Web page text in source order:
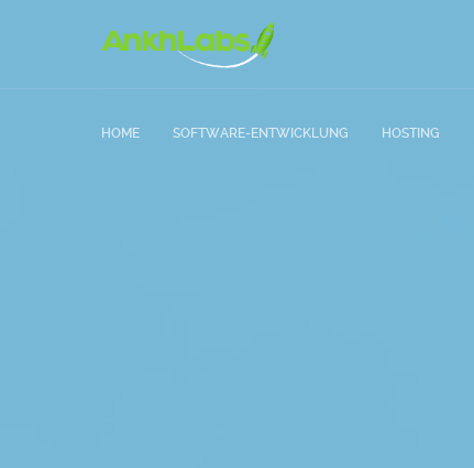
HOME SOFTWARE-ENTWICKLUNG HOSTING